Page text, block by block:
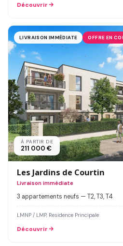
Découvrir
LIVRAISON IMMÉDIATE OFFRE EN
À PARTIR DE
211 000 €
Les Jardins de Courtin
Livraison immédiate
3 appartements neufs — T2, T3, T4
LMNP / LMP, Residence Principale
Découvrir